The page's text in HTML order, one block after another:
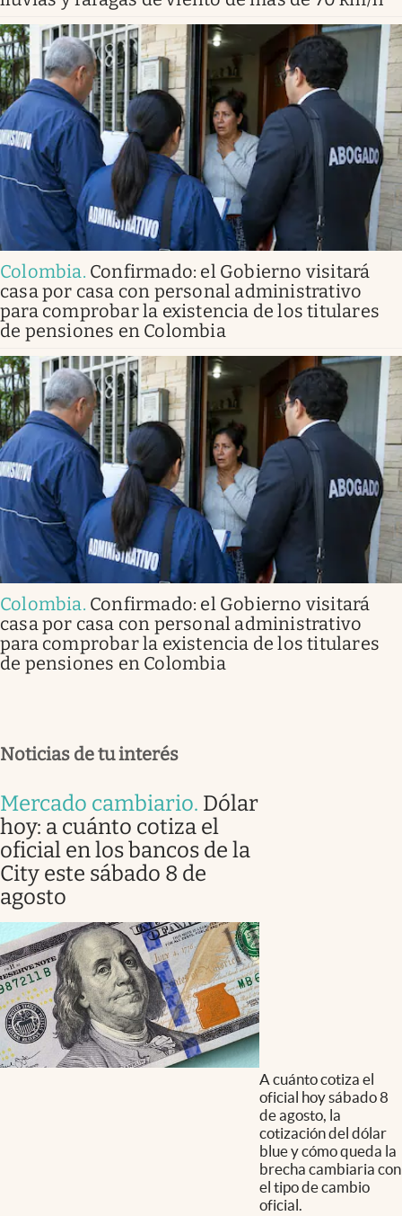
Colombia. Confirmado: el Gobierno visitará
casa por casa con personal administrativo
para comprobar la existencia de los titulares
de pensiones en Colombia
Colombia. Confirmado: el Gobierno visitará
casa por casa con personal administrativo
para comprobar la existencia de los titulares
de pensiones en Colombia
Noticias de tu interés
Mercado cambiario. Dólar
hoy: a cuánto cotiza el
oficial en los bancos de la
City este sábado 8 de
agosto
A cuánto cotiza el
oficial hoy sábado 8
de agosto, la
cotización del dólar
blue y cómo queda la
brecha cambiaria con
el tipo de cambio
oficial.